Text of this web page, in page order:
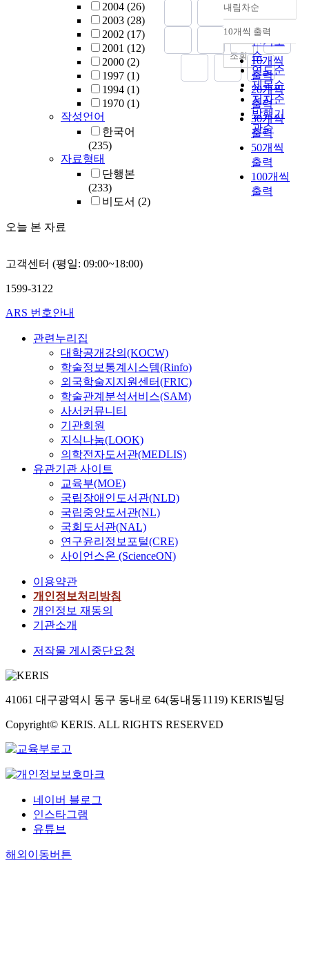
2004 (26)
2003 (28)
2002 (17)
2001 (12)
2000 (2)
1997 (1)
1994 (1)
1970 (1)
작성언어
한국어
(235)
자료형태
단행본
(233)
비도서 (2)
오늘 본 자료
정확도
순
인기도
순
연도순
제목순
저자순
발행기
관순
내림차순
내림차순
10개씩 출력
10개씩
출력
20개씩
출력
30개씩
출력
50개씩
출력
100개씩
출력
조회
고객센터 (평일: 09:00~18:00)
1599-3122
ARS 번호안내
관련누리집
대학공개강의(KOCW)
학술정보통계시스템(Rinfo)
외국학술지지원센터(FRIC)
학술관계분석서비스(SAM)
사서커뮤니티
기관회원
지식나눔(LOOK)
의학전자도서관(MEDLIS)
유관기관 사이트
교육부(MOE)
국립장애인도서관(NLD)
국립중앙도서관(NL)
국회도서관(NAL)
연구윤리정보포털(CRE)
사이언스온 (ScienceON)
이용약관
개인정보처리방침
개인정보 재동의
기관소개
저작물 게시중단요청
41061 대구광역시 동구 동내로 64(동내동1119) KERIS빌딩
Copyright© KERIS. ALL RIGHTS RESERVED
네이버 블로그
인스타그램
유튜브
해외이동버튼